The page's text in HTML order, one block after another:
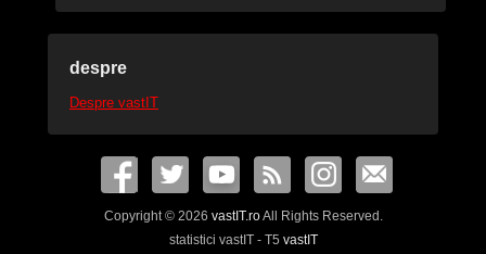
despre
Despre vastIT
Copyright © 2026 vastIT.roAll Rights Reserved.
statistici vastIT - T5 vastIT